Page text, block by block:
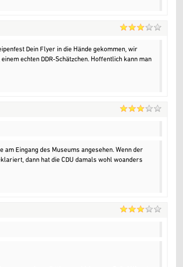
Dein Flyer in die Hände gekommen, wir
echten DDR-Schätzchen. Hoffentlich kann man
am Eingang des Museums angesehen. Wenn der
dann hat die CDU damals wohl woanders